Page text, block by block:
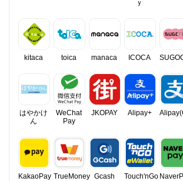
ｙ
kitaca toica manaca ICOCA
はやかけ
ん
WeChat
Pay
JKOPAY Alipay+
KakaoPay TrueMoney Gcash Touch'nGo